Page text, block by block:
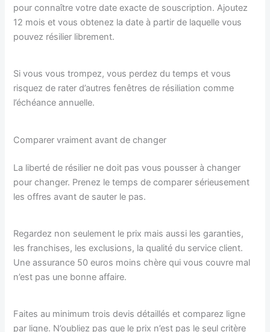
pour connaître votre date exacte de souscription. Ajoutez
12 mois et vous obtenez la date à partir de laquelle vous
pouvez résilier librement.
Si vous vous trompez, vous perdez du temps et vous
risquez de rater d’autres fenêtres de résiliation comme
l’échéance annuelle.
Comparer vraiment avant de changer
La liberté de résilier ne doit pas vous pousser à changer
pour changer. Prenez le temps de comparer sérieusement
les offres avant de sauter le pas.
Regardez non seulement le prix mais aussi les garanties,
les franchises, les exclusions, la qualité du service client.
Une assurance 50 euros moins chère qui vous couvre mal
n’est pas une bonne affaire.
Faites au minimum trois devis détaillés et comparez ligne
par ligne. N’oubliez pas que le prix n’est pas le seul critère